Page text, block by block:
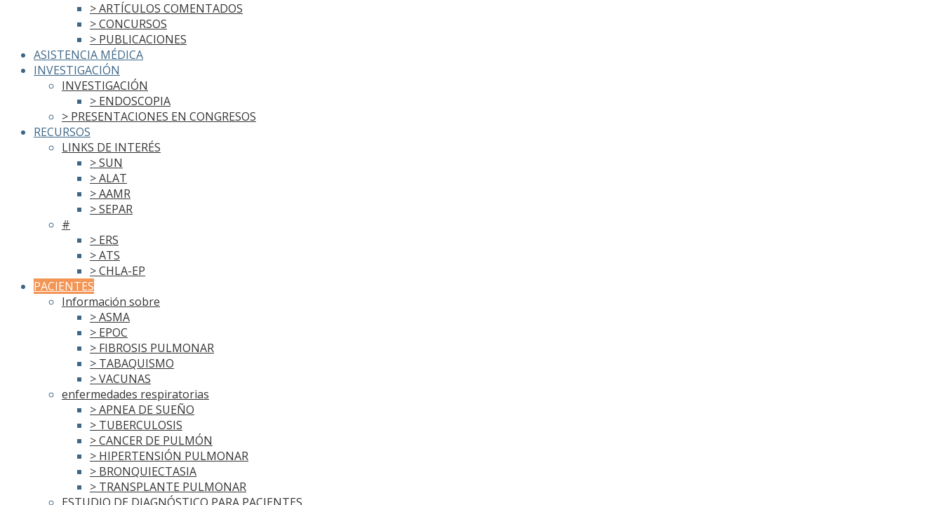
> ARTÍCULOS COMENTADOS
> CONCURSOS
> PUBLICACIONES
ASISTENCIA MÉDICA
INVESTIGACIÓN
INVESTIGACIÓN
> ENDOSCOPIA
> PRESENTACIONES EN CONGRESOS
RECURSOS
LINKS DE INTERÉS
> SUN
> ALAT
> AAMR
> SEPAR
#
> ERS
> ATS
> CHLA-EP
PACIENTES
Información sobre
> ASMA
> EPOC
> FIBROSIS PULMONAR
> TABAQUISMO
> VACUNAS
enfermedades respiratorias
> APNEA DE SUEÑO
> TUBERCULOSIS
> CANCER DE PULMÓN
> HIPERTENSIÓN PULMONAR
> BRONQUIECTASIA
> TRANSPLANTE PULMONAR